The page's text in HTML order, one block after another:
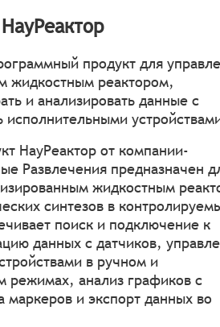
продукт для
жидкостным реактором,
и анализировать данные с
исполнительными
НауРеактор от компании-
Развлечения предназначен
жидкостным
синтезов в
поиск и подключение к
данных с датчиков,
в ручном и
режимах, анализ графиков с
и экспорт данных во